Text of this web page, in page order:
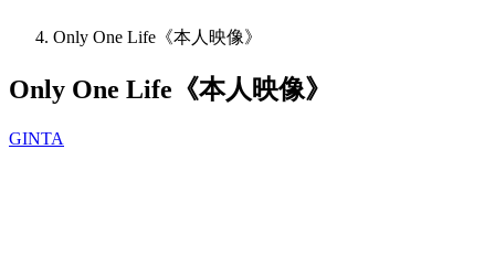
Only One Life《本人映像》
Only One Life《本人映像》
GINTA